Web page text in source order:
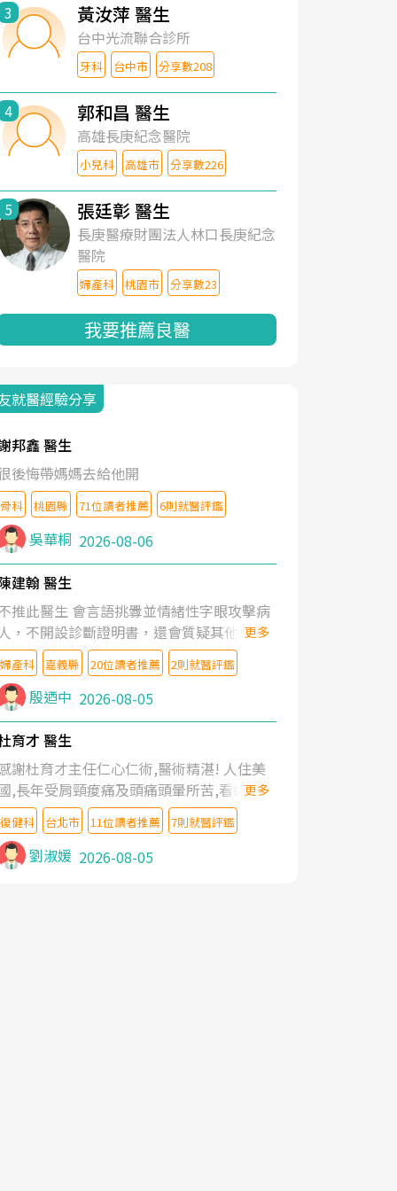
3 黃汝萍 醫生
台中光流聯合診所
牙科 台中市 分享數208
4 郭和昌 醫生
高雄長庚紀念醫院
小兒科 高雄市 分享數226
5 張廷彰 醫生
長庚醫療財團法人林口長庚紀念
醫院
婦產科 桃園市 分享數23
我要推薦良醫
就醫經驗分享
邦鑫 醫生
後悔帶媽媽去給他開
骨科 桃園縣 71位讀者推薦 6則就醫評鑑
吳華桐 2026-08-06
建翰 醫生
推此醫生 會言語挑釁並情緒性字眼攻擊病
，不開設診斷證明書，還會質疑其他醫生
判斷！
更多
婦產科 嘉義縣 20位讀者推薦 2則就醫評鑑
殷迺中 2026-08-05
育才 醫生
謝杜育才主任仁心仁術,醫術精湛! 人住美
,長年受肩頸痠痛及頭痛頭暈所苦,看遍名醫
授,做了各種檢查,也嘗試過西醫打針,中醫
灸及物理徒手治療都沒有用,後來連吃到嗎
類止痛藥都效果有限,只是壓症狀,沒多久就
起來,多年失眠嚴重影響生活品質. 台灣親
更多
復健科 台北市 11位讀者推薦 7則就醫評鑑
劉淑媛 2026-08-05